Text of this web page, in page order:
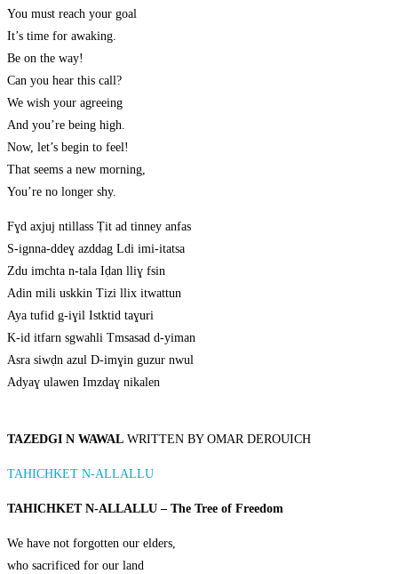
You must reach your goal
It’s time for awaking.
Be on the way!
Can you hear this call?
We wish your agreeing
And you’re being high.
Now, let’s begin to feel!
That seems a new morning,
You’re no longer shy.
Fɣd axjuj ntillass Ṭit ad tinney anfas
S-ignna-ddeɣ azddag Ldi imi-itatsa
Zdu imchta n-tala Iḍan lliɣ fsin
Adin mili uskkin Tizi llix itwattun
Aya tufid g-iɣil Istktid taɣuri
K-id itfarn sgwahli Tmsasad d-yiman
Asra siwḍn azul D-imɣin guzur nwul
Adyaɣ ulawen Imzdaɣ nikalen
TAZEDGI N WAWAL WRITTEN BY OMAR DEROUICH
TAHICHKET N-ALLALLU
TAHICHKET N-ALLALLU – The Tree of Freedom
We have not forgotten our elders,
who sacrificed for our land